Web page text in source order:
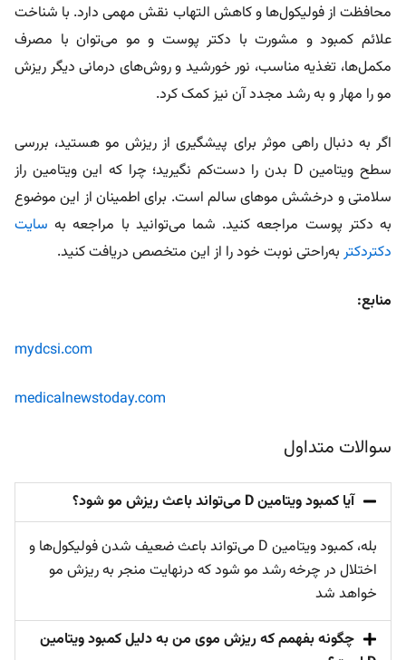
مکمل‌ها، تغذیه مناسب، نور خورشید و روش‌های درمانی دیگر ریزش
مو را مهار و به رشد مجدد آن نیز کمک کرد.
اگر به دنبال راهی موثر برای پیشگیری از ریزش مو هستید، بررسی
سلامتی و درخشش موهای سالم است. برای اطمینان از این موضوع
به دکتر پوست مراجعه کنید. شما می‌توانید با مراجعه بهسایت
دکتردکتربه‌راحتی نوبت خود را از این متخصص دریافت کنید.
منابع:
medicalnewstoday.com
آیا کمبود ویتامین D می‌تواند باعث ریزش مو شود؟
بله، کمبود ویتامین D می‌تواند باعث ضعیف شدن فولیکول‌ها و
اختلال در چرخه رشد مو شود که درنهایت منجر به ریزش مو
خواهد شد
چگونه بفهمم که ریزش موی من به دلیل کمبود ویتامین
روزانه چقدر ویتامین D برای جلوگیری از ریزش مو نیاز